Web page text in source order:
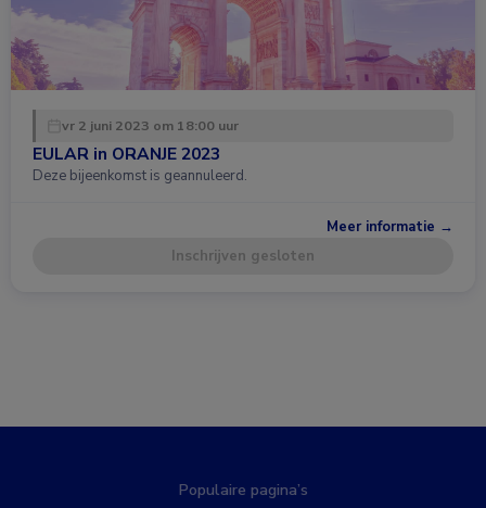
vr 2 juni 2023 om 18:00 uur
EULAR in ORANJE 2023
Deze bijeenkomst is geannuleerd.
Meer informatie →
Inschrijven gesloten
Populaire pagina’s